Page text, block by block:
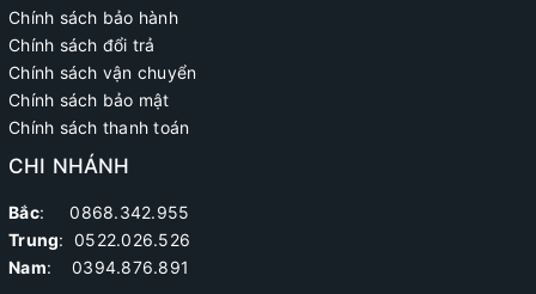
Chính sách bảo hành
Chính sách đổi trả
Chính sách vận chuyển
Chính sách bảo mật
Chính sách thanh toán
CHI NHÁNH
Bắc: 0868.342.955
Trung: 0522.026.526
Nam: 0394.876.891